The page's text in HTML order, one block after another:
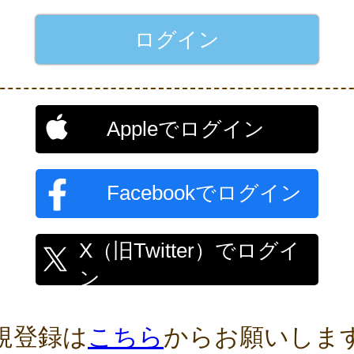
Appleでログイン
Facebookでログイン
X（旧Twitter）でログイ
ン
登録はこちらからお願いしま